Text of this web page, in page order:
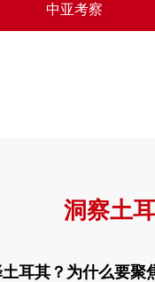
中亚考察
洞察土
耳其？为什么要聚